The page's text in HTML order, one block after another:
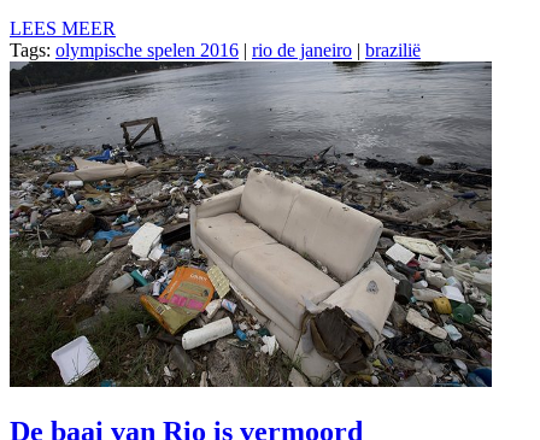
LEES MEER
Tags: olympische spelen 2016 | rio de janeiro | brazilië
De baai van Rio is vermoord